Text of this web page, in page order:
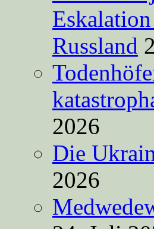
Russland
2026
Die
2026